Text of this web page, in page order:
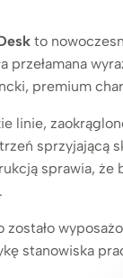
to
przełamana
premium
linie,
sprzyjającą
sprawia, że
zostało
stanowiska